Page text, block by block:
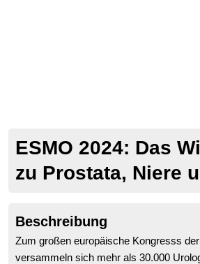
ESMO 2024: Das
zu Prostata, Niere
Beschreibung
Zum großen europäische Kongresss
versammeln sich mehr als 30.000